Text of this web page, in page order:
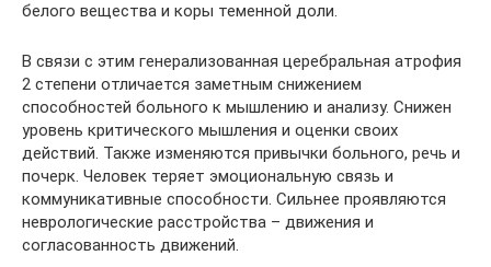
белого вещества и коры теменной доли.
В связи с этим генерализованная церебральная атрофия
2 степени отличается заметным снижением
способностей больного к мышлению и анализу. Снижен
уровень критического мышления и оценки своих
действий. Также изменяются привычки больного, речь и
почерк. Человек теряет эмоциональную связь и
коммуникативные способности. Сильнее проявляются
неврологические расстройства – движения и
согласованность движений.